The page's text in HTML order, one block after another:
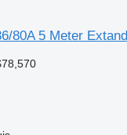
80A 5 Meter